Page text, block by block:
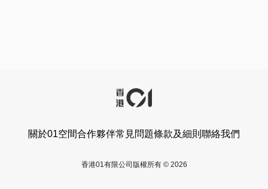
關於01空間合作夥伴常見問題條款及細則 聯絡我們
香港01有限公司版權所有 © 2026